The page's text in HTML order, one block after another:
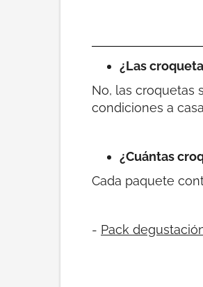
¿Las
No, las croquetas
condiciones a
¿Cuántas
Cada paquete
- Pack